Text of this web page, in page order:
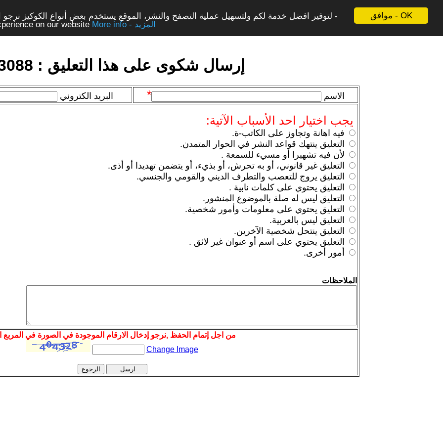
موافق - OK
لتوفير افضل خدمة لكم ولتسهيل عملية التصفح والنشر، الموقع يستخدم بعض أنواع الكوكيز
on our website
More info - المزيد
إرسال شكوى على هذا التعليق : 433088
الاسم * البريد الكتروني
يجب اختيار احد الأسباب الآتية:
فيه اهانة وتجاوز على الكاتب-ة.
التعليق ينتهك قواعد النشر في الحوار المتمدن.
لأن فيه تشهيرا أو مسيء للسمعة .
التعليق غير قانوني، أو به تحرش، أو بذيء، أو يتضمن تهديدا أو أذى.
التعليق يروج للتعصب والتطرف الديني والقومي والجنسي.
التعليق يحتوي على كلمات نابية .
التعليق ليس له صلة بالموضوع المنشور.
التعليق يحتوي على معلومات وأمور شخصية.
التعليق ليس بالعربية.
التعليق ينتحل شخصية الآخرين.
التعليق يحتوي على اسم أو عنوان غير لائق .
أمور أخرى.
الملاحظات
من اجل إتمام الحفظ ,نرجو إدخال الارقام الموجودة في الصورة في المربع
Change Image